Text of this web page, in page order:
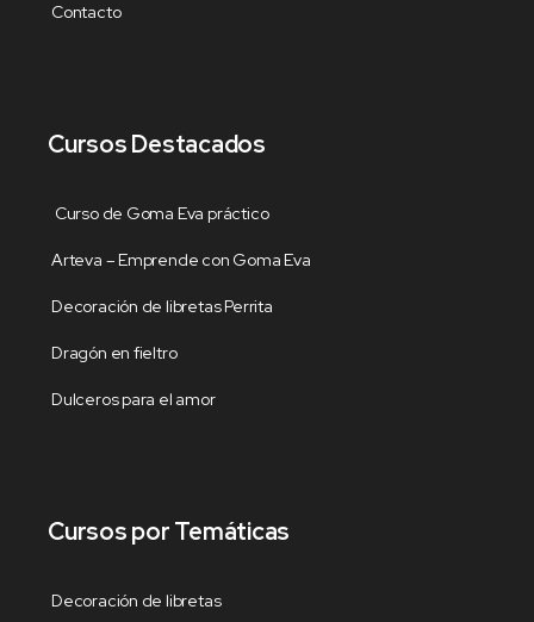
Contacto
Cursos Destacados
Curso de Goma Eva práctico
Arteva – Emprende con Goma Eva
Decoración de libretas Perrita
Dragón en fieltro
Dulceros para el amor
Cursos por Temáticas
Decoración de libretas